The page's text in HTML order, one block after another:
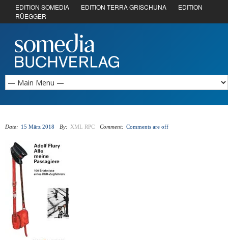
EDITION SOMEDIA EDITION TERRA GRISCHUNA
EDITION
RÜEGGER
Date: 15 März 2018 By: XML RPC Comment: Comments are off